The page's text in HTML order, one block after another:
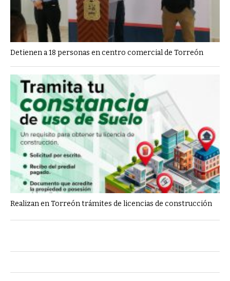
Detienen a 18 personas en centro comercial de Torreón
Realizan en Torreón trámites de licencias de construcción